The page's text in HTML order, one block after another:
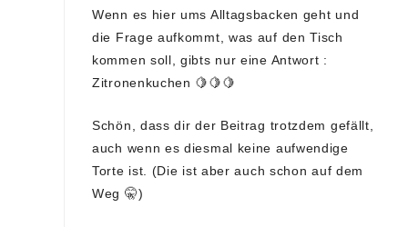
Wenn es hier ums Alltagsbacken geht und
die Frage aufkommt, was auf den Tisch
kommen soll, gibts nur eine Antwort :
Zitronenkuchen 🍋🍋🍋
Schön, dass dir der Beitrag trotzdem gefällt,
auch wenn es diesmal keine aufwendige
Torte ist. (Die ist aber auch schon auf dem
Weg 🤫)